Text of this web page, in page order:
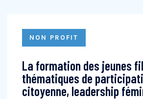
NON PROFIT
La formation des jeunes
thématiques de
citoyenne, leadership